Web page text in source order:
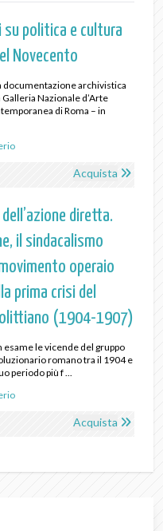
su politica e cultura
Novecento
documentazione archivistica
Nazionale d’Arte
di Roma – in
Acquista
diretta.
il sindacalismo
operaio
prima crisi del
(1904-1907)
esame le vicende del gruppo
romano tra il 1904 e
periodo più f ...
Acquista